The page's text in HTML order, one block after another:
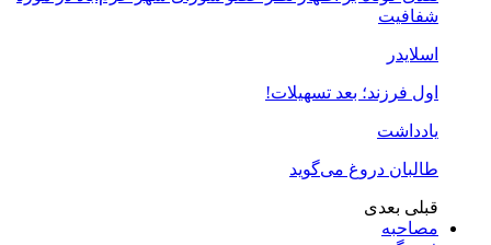
شفافیت
اسلایدر
اول فرزند؛ بعد تسهیلات!
یادداشت
طالبان دروغ می‌گوید
قبلی بعدی
مصاحبه